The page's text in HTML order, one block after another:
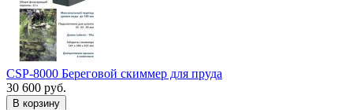
CSP-8000 Береговой скиммер для пруда
30 600 руб.
В корзину